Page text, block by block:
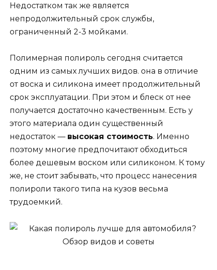
Недостатком так же является
непродолжительный срок службы,
ограниченный 2-3 мойками.
Полимерная полироль сегодня считается
одним из самых лучших видов. она в отличие
от воска и силикона имеет продолжительный
срок эксплуатации. При этом и блеск от нее
получается достаточно качественным. Есть у
этого материала один существенный
недостаток — высокая стоимость. Именно
поэтому многие предпочитают обходиться
более дешевым воском или силиконом. К тому
же, не стоит забывать, что процесс нанесения
полироли такого типа на кузов весьма
трудоемкий.